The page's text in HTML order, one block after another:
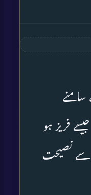
فریز ہو
اسے نصیحت